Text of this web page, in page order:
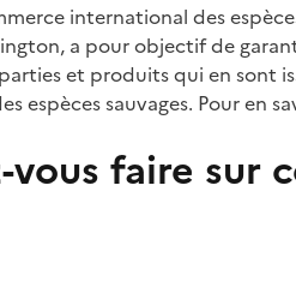
international des
a pour objectif de
et produits qui en sont
espèces sauvages. Pour en
faire sur